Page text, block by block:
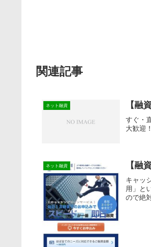
関連記事
ネット融資 【融
すぐ・
大歓迎
ネット融資 【融
キャッ
用」と
ので絶